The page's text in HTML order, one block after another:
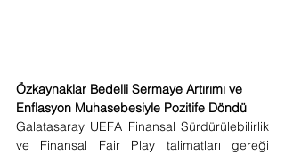
Özkaynaklar Bedelli Sermaye Artırımı ve
Enflasyon Muhasebesiyle Pozitife Döndü
Galatasaray UEFA Finansal Sürdürülebilirlik
ve Finansal Fair Play talimatları gereği